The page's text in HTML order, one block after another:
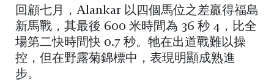
回顧七月，Alankar 以四個馬位之差贏得福島
新馬戰，其最後 600 米時間為 36 秒 4，比全
場第二快時間快 0.7 秒。牠在出道戰難以操
控，但在野露菊錦標中，表現明顯成熟進
步。